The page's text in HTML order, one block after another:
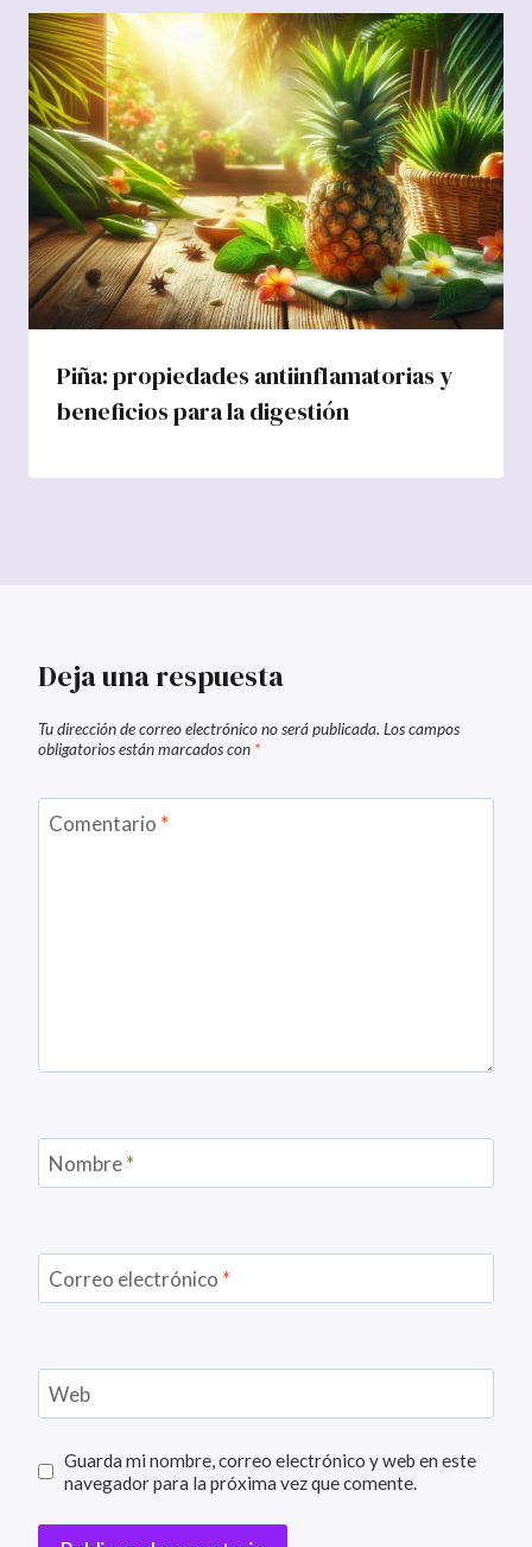
Piña: propiedades antiinflamatorias y
beneficios para la digestión
Deja una respuesta
Tu dirección de correo electrónico no será publicada. Los campos
obligatorios están marcados con *
Comentario *
Nombre*
Correo electrónico *
Web
Guarda mi nombre, correo electrónico y web en este
navegador para la próxima vez que comente.